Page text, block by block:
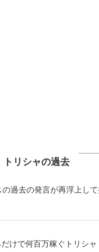
トリシャの過去
の過去の発言が再浮上し
けで何百万稼ぐトリシャ